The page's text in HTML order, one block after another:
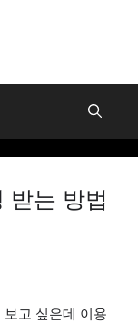
받는 방법
고 싶은데 이용